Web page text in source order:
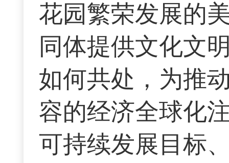
花园繁荣发展的
同体提供文化文
如何共处，为推
容的经济全球化
可持续发展目标